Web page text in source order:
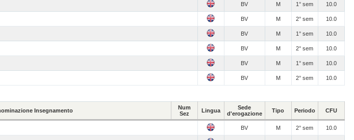
BV M 1° sem 10.0
BV M 2° sem 10.0
BV M 1° sem 10.0
BV M 2° sem 10.0
BV M 1° sem 10.0
BV M 2° sem 10.0
Insegnamento
Num
Sez
Lingua
Sede
d'erogazione
Tipo Periodo CFU
BV M 2° sem 10.0